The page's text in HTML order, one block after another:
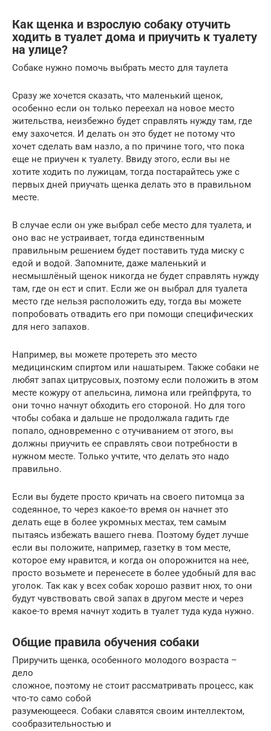
Как щенка и взрослую собаку отучить
ходить в туалет дома и приучить к туалету
на улице?
Собаке нужно помочь выбрать место для таулета
Сразу же хочется сказать, что маленький щенок,
особенно если он только переехал на новое место
жительства, неизбежно будет справлять нужду там, где
ему захочется. И делать он это будет не потому что
хочет сделать вам назло, а по причине того, что пока
еще не приучен к туалету. Ввиду этого, если вы не
хотите ходить по лужицам, тогда постарайтесь уже с
первых дней приучать щенка делать это в правильном
месте.
В случае если он уже выбрал себе место для туалета, и
оно вас не устраивает, тогда единственным
правильным решением будет поставить туда миску с
едой и водой. Запомните, даже маленький и
несмышлёный щенок никогда не будет справлять нужду
там, где он ест и спит. Если же он выбрал для туалета
место где нельзя расположить еду, тогда вы можете
попробовать отвадить его при помощи специфических
для него запахов.
Например, вы можете протереть это место
медицинским спиртом или нашатырем. Также собаки не
любят запах цитрусовых, поэтому если положить в этом
месте кожуру от апельсина, лимона или грейпфрута, то
они точно начнут обходить его стороной. Но для того
чтобы собака и дальше не продолжала гадить где
попало, одновременно с отучиванием от этого, вы
должны приучить ее справлять свои потребности в
нужном месте. Только учтите, что делать это надо
правильно.
Если вы будете просто кричать на своего питомца за
содеянное, то через какое-то время он начнет это
делать еще в более укромных местах, тем самым
пытаясь избежать вашего гнева. Поэтому будет лучше
если вы положите, например, газетку в том месте,
которое ему нравится, и когда он опорожнится на нее,
просто возьмете и перенесете в более удобный для вас
уголок. Так как у всех собак хорошо развит нюх, то они
будут чувствовать свой запах в другом месте и через
какое-то время начнут ходить в туалет туда куда нужно.
Общие правила обучения собаки
Приручить щенка, особенного молодого возраста –
дело
сложное, поэтому не стоит рассматривать процесс, как
что-то само собой
разумеющееся. Собаки славятся своим интеллектом,
сообразительностью и